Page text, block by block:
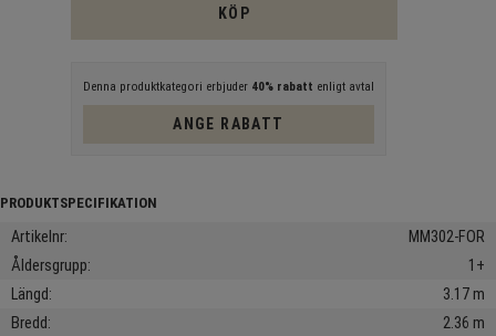
KÖP
Denna produktkategori erbjuder 40% rabatt enligt avtal
ANGE RABATT
Artikelnr
MM302-FOR
Åldersgrupp
1+
Längd
3.17 m
Bredd
2.36 m